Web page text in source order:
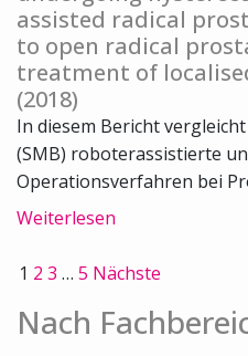
assisted radical
to open radical
treatment of
(2018)
In diesem Bericht
(SMB) roboterassistierte
Operationsverfahren bei
Weiterlesen
1 2 3 … 5 Nächste
Nach